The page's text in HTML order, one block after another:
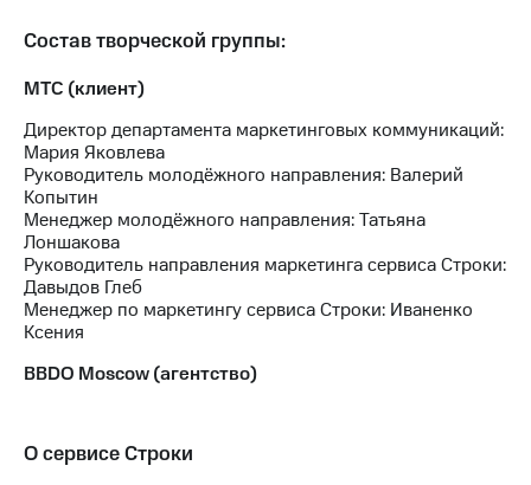
Программа
приобретения
Порядок
выкупа
акций
Дивиденды
Рынок
Описание
Еврооблигации-2023
Уведомление
о
погашении
облигаций
Реквизиты
Состав творческой группы:
МТС (клиент)
Директор департамента маркетинговых коммуникаций:
Мария Яковлева
Руководитель молодёжного направления: Валерий
Копытин
Менеджер молодёжного направления: Татьяна
Лоншакова
Руководитель направления маркетинга сервиса Строки:
Давыдов Глеб
Менеджер по маркетингу сервиса Строки: Иваненко
Ксения
BBDO Moscow (агентство)
О сервисе Строки